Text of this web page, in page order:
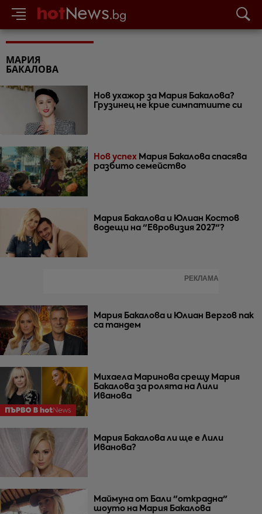
МАРИЯ
БАКАЛОВА
Нов ухажор за Мария Бакалова?
Грузинец не крие симпатиите си
Нов успех Мария Бакалова спасява
разбито семейство
Мария Бакалова и Юлиан Костов
водещи на "Евровизия 2027"?
Мария Бакалова и Юлиан Вергов пак
са тандем
Михаела Маринова срещу Мария
Бакалова за ролята на Лили
Иванова
Мария Бакалова ли ще е Лили
Иванова?
Маймуна от Бали "открадна"
шоуто на Мария Бакалова
РЕКЛАМА